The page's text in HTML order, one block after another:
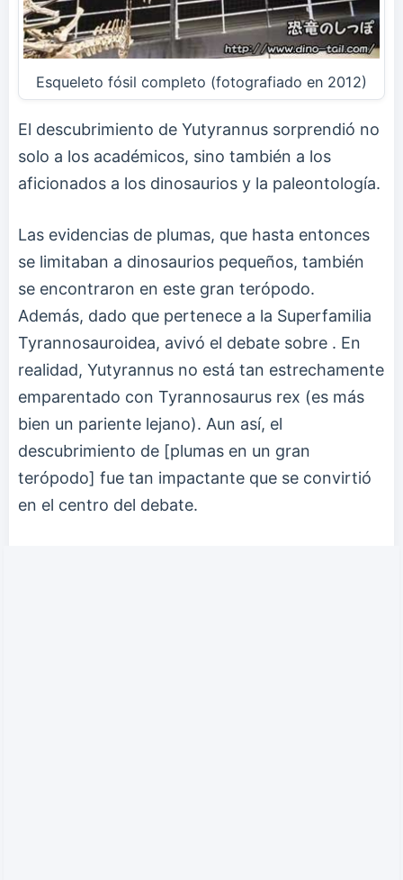
Esqueleto fósil completo (fotografiado en 2012)
El descubrimiento de Yutyrannus sorprendió no
solo a los académicos, sino también a los
aficionados a los dinosaurios y la paleontología.
Las evidencias de plumas, que hasta entonces
se limitaban a dinosaurios pequeños, también
se encontraron en este gran terópodo.
Además, dado que pertenece a la Superfamilia
Tyrannosauroidea, avivó el debate sobre . En
realidad, Yutyrannus no está tan estrechamente
emparentado con Tyrannosaurus rex (es más
bien un pariente lejano). Aun así, el
descubrimiento de [plumas en un gran
terópodo] fue tan impactante que se convirtió
en el centro del debate.